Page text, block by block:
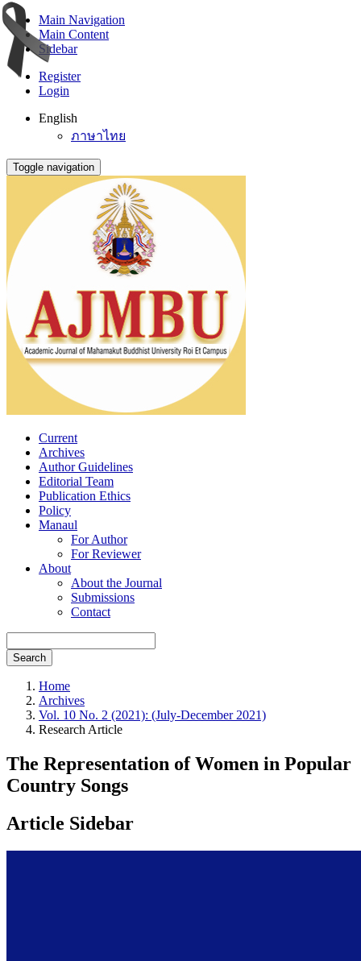
Main Navigation
Main Content
Sidebar
Register
Login
English
ภาษาไทย
Toggle navigation
Current
Archives
Author Guidelines
Editorial Team
Publication Ethics
Policy
Manaul
For Author
For Reviewer
About
About the Journal
Submissions
Contact
Search
Home
Archives
Vol. 10 No. 2 (2021): (July-December 2021)
Research Article
The Representation of Women in Popular
Country Songs
Article Sidebar